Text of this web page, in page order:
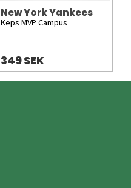
New York Yankees
Keps MVP Campus
349 SEK